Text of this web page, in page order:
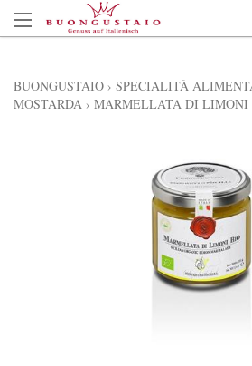
BUONGUSTAIO › SPECIALITÀ
MOSTARDA › MARMELLATA DI LIMONI